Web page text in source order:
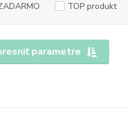
parametre
TOP produkt